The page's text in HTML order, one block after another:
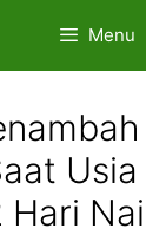
Menu
Usia
Hari